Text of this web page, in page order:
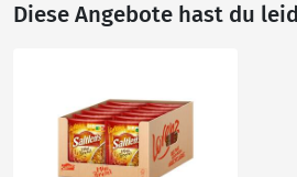
Diese Angebote hast du